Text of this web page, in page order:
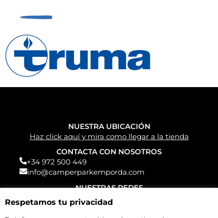
NUESTRA UBICACIÓN
Haz click aquí y mira como llegar a la tienda
CONTACTA CON NOSOTROS
+34 972 500 449
info@camperparkemporda.com
NUESTRAS REDES
Respetamos tu privacidad